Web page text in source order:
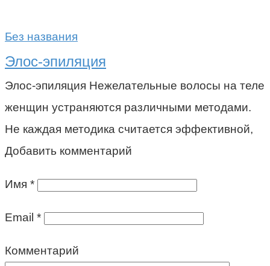
Без названия
Элос-эпиляция
Элос-эпиляция Нежелательные волосы на теле
женщин устраняются различными методами.
Не каждая методика считается эффективной,
Добавить комментарий
Имя *
Email *
Комментарий